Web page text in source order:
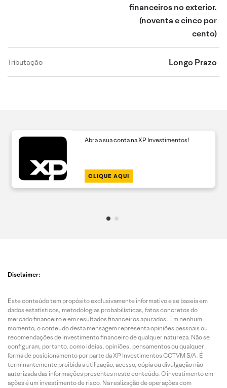
financeiros no exterior.
(noventa e cinco por
cento)
Tributação Longo Prazo
Abra a sua conta na XP Investimentos!
CLIQUE AQUI
Disclaimer:
Este conteúdo tem propósito exclusivamente informativo e se baseia em
dados estatísticos, metodologias probabilísticas, fatos concretos do
mercado financeiro e em resultados financeiros apurados. Em nenhum
momento, o conteúdo desta mensagem representa opiniões pessoais ou
recomendações de investimento financeiro de qualquer natureza. Não se
configuram, portanto, como ideias, opiniões, pensamentos ou qualquer
forma de posicionamento por parte da XP Investimentos CCTVM S/A. É
terminantemente proibida a utilização, acesso, cópia ou divulgação não
autorizada das informações presentes neste conteúdo. O investimento em
ações é um investimento de risco. Na realização de operações com